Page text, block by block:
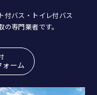
付バス・トイレ付バス
専門業者です。
ォーム